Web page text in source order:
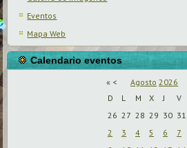
Eventos
Mapa Web
Calendario eventos
« < Agosto 2026
D
L M X J V
26 27 28 29 30 31
2
3 4 5 6 7